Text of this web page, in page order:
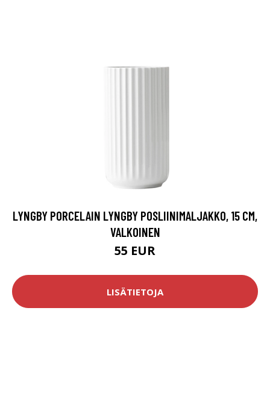
LYNGBY PORCELAIN LYNGBY POSLIINIMALJAKKO, 15 CM,
VALKOINEN
55 EUR
LISÄTIETOJA